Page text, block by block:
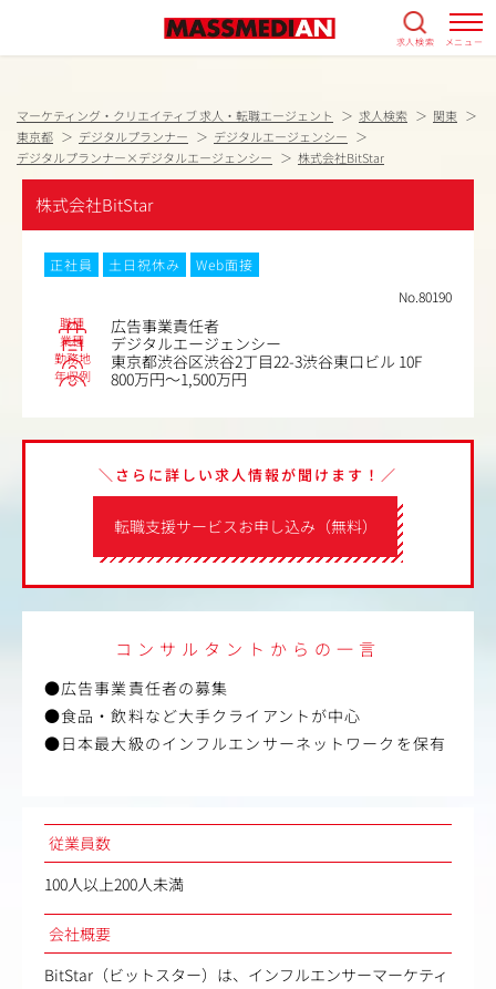
求人検索 メニュー
マーケティング・クリエイティブ 求人・転職エージェント 求人検索
関東
東京都
デジタルプランナー
デジタルエージェンシー
デジタルプランナー×デジタルエージェンシー
株式会社BitStar
株式会社BitStar
正社員 土日祝休み
Web面接
No.80190
職種 広告事業責任者
業種 デジタルエージェンシー
勤務地 東京都渋谷区渋谷2丁目22-3渋谷東口ビル 10F
年収例 800万円～1,500万円
転職支援サービスお申し込み（無料）
＼さらに詳しい求人情報が聞けます！／
コンサルタントからの一言
●広告事業責任者の募集
●食品・飲料など大手クライアントが中心
●日本最大級のインフルエンサーネットワークを保有
従業員数
100人以上200人未満
会社概要
BitStar（ビットスター）は、インフルエンサーマーケティ